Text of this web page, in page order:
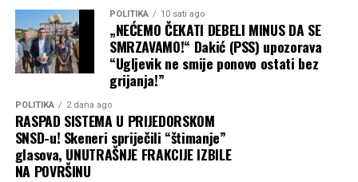
POLITIKA 10 sati ago
„NEĆEMO ČEKATI DEBELI MINUS DA SE
SMRZAVAMO!“ Dakić (PSS) upozorava
“Ugljevik ne smije ponovo ostati bez
grijanja!”
POLITIKA 2 dana ago
RASPAD SISTEMA U PRIJEDORSKOM
SNSD-u! Skeneri spriječili “štimanje”
glasova, UNUTRAŠNJE FRAKCIJE IZBILE
NA POVRŠINU